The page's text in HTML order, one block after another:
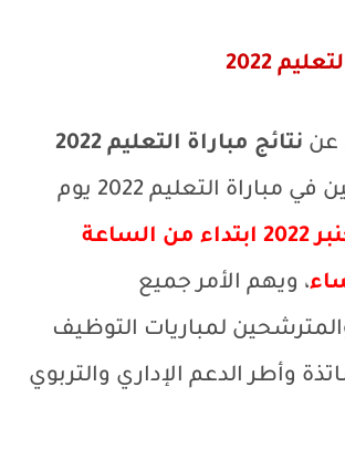
2022
عن نتائج مباراة التعليم 2022
مباراة التعليم 2022 يوم
الثلاثاء 20 دجنبر 2022 ابتداء من الساعة
، ويهم الأمر جميع
لمباريات التوظيف
وأطر الدعم الإداري والتربوي